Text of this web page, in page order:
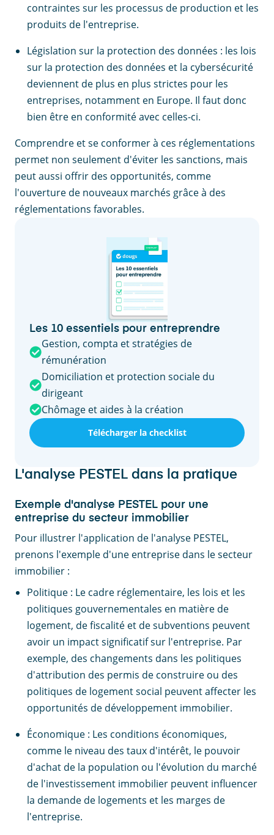
contraintes sur les processus de production et les
produits de l'entreprise.
Législation sur la protection des données : les lois
sur la protection des données et la cybersécurité
deviennent de plus en plus strictes pour les
entreprises, notamment en Europe. Il faut donc
bien être en conformité avec celles-ci.
Comprendre et se conformer à ces réglementations
permet non seulement d'éviter les sanctions, mais
peut aussi offrir des opportunités, comme
l'ouverture de nouveaux marchés grâce à des
réglementations favorables.
Les 10 essentiels pour entreprendre
Gestion, compta et stratégies de
rémunération
Domiciliation et protection sociale du
dirigeant
Chômage et aides à la création
Télécharger la checklist
L'analyse PESTEL dans la pratique
Exemple d'analyse PESTEL pour une
entreprise du secteur immobilier
Pour illustrer l'application de l'analyse PESTEL,
prenons l'exemple d'une entreprise dans le secteur
immobilier :
Politique : Le cadre réglementaire, les lois et les
politiques gouvernementales en matière de
logement, de fiscalité et de subventions peuvent
avoir un impact significatif sur l'entreprise. Par
exemple, des changements dans les politiques
d'attribution des permis de construire ou des
politiques de logement social peuvent affecter les
opportunités de développement immobilier.
Économique : Les conditions économiques,
comme le niveau des taux d'intérêt, le pouvoir
d'achat de la population ou l'évolution du marché
de l'investissement immobilier peuvent influencer
la demande de logements et les marges de
l'entreprise.